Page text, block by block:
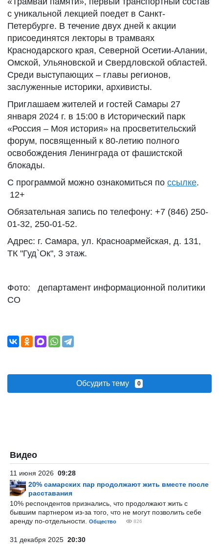
с уникальной лекцией поедет в Санкт-
Петербурге. В течение двух дней к акции
присоединятся лекторы в трамваях
Краснодарского края, Северной Осетии-Алании,
Омской, Ульяновской и Свердловской областей.
Среди выступающих – главы регионов,
заслуженные историки, архивисты.
Приглашаем жителей и гостей Самары 27
января 2024 г. в 15:00 в Исторический парк
«Россия – Моя история» на просветительский
форум, посвященный к 80-летию полного
освобождения Ленинграда от фашистской
блокады.
С программой можно ознакомиться по ссылке.
12+
Обязательная запись по телефону: +7 (846) 250-
01-32, 250-01-52.
Адрес: г. Самара, ул. Красноармейская, д. 131,
ТК "Гуд`Ок", 3 этаж.
Фото: департамент информационной политики
СО
Обсудить тему 0
Видео
11 июня 2026 09:28
20% самарских пар продолжают жить вместе после
расставания
10% респондентов признались, что продолжают жить с
бывшим партнером из-за того, что не могут позволить себе
аренду по-отдельности.
Общество 826
31 декабря 2025 20:30